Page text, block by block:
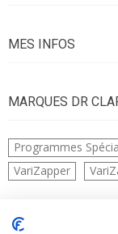
MES INFOS
MARQUES DR
Programmes
VariZapper